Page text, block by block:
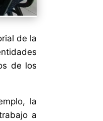
de la
de los
la
a